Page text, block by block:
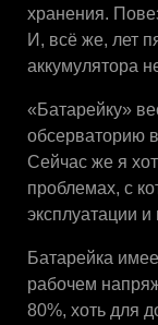
хранения.
И, всё же, лет
аккумулятора
«Батарейку»
обсерваторию
Сейчас же я
проблемах, с
эксплуатации
Батарейка
рабочем
80%, хоть для